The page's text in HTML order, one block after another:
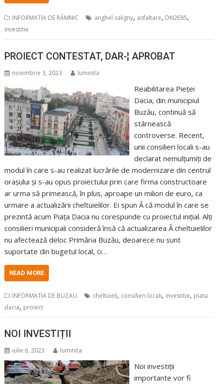
INFORMATIA DE RÂMNIC anghel saligny, asfaltare, DN2E85,
investitie
PROIECT CONTESTAT, DAR-¦ APROBAT
noiembrie 3, 2023 luminita
Reabilitarea Pieței
Dacia, din municipiul
Buzău, continuă să
stârnească
controverse. Recent,
unii consilieri locali s-au
declarat nemulțumiți de
modul în care s-au realizat lucrările de modernizare din centrul
orașului și s-au opus proiectului prin care firma constructoare
ar urma să primească, în plus, aproape un milion de euro, ca
urmare a actualizării cheltuielilor. Ei spun Â că modul în care se
prezintă acum Piața Dacia nu corespunde cu proiectul inițial. Alți
consilieri municipali consideră însă că actualizarea Â cheltuielilor
nu afectează deloc Primăria Buzău, deoarece nu sunt
suportate din bugetul local, ci…
READ MORE
INFORMATIA DE BUZAU cheltuieli, consilieri locali, investitie, piata
dacia, proiect
NOI INVESTIȚII
iulie 6, 2023 luminita
Noi investiții
importante vor fi